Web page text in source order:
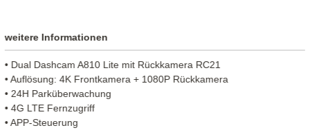
weitere Informationen
• Dual Dashcam A810 Lite mit Rückkamera RC21
• Auflösung: 4K Frontkamera + 1080P Rückkamera
• 24H Parküberwachung
• 4G LTE Fernzugriff
• APP-Steuerung